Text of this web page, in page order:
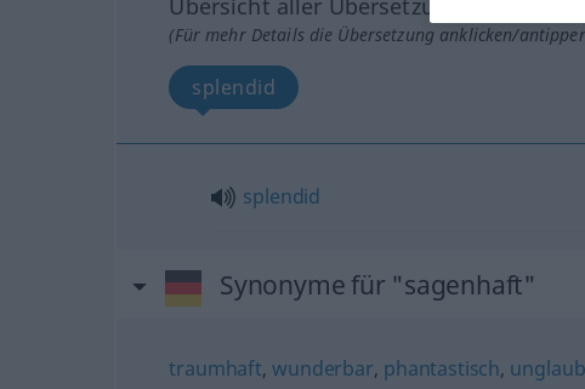
Übersicht aller Übersetzungen
(Für mehr Details die Übersetzung anklicken/
splendid
splendid
Synonyme für "sagenhaft"
traumhaft,wunderbar, phantastisch,